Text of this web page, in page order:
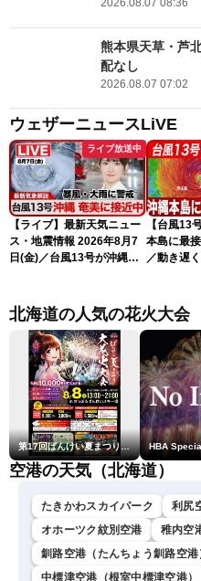
2026.08.07 08:36
熊本県天草・芦
配なし
2026.08.07 07:02
ウェザーニュースLiVE
ライブ放送中
【ライブ】最新天気ニュー
ス・地震情報 2026年8月7
日(金)／台風13号が沖縄・
ュースLiVEコーヒータイ
ム・江川清音／有賀哲夫〉
【台風13
本島に最
／動き遅
北海道の人気の花火大会
第17回ばんけい夏まつり大花火大会
空港の天気（北海道）
たきかわスカイパーク 利尻
オホーツク紋別空港
稚内空
釧路空港（たんちょう釧路空港
中標津空港（根室中標津空港）